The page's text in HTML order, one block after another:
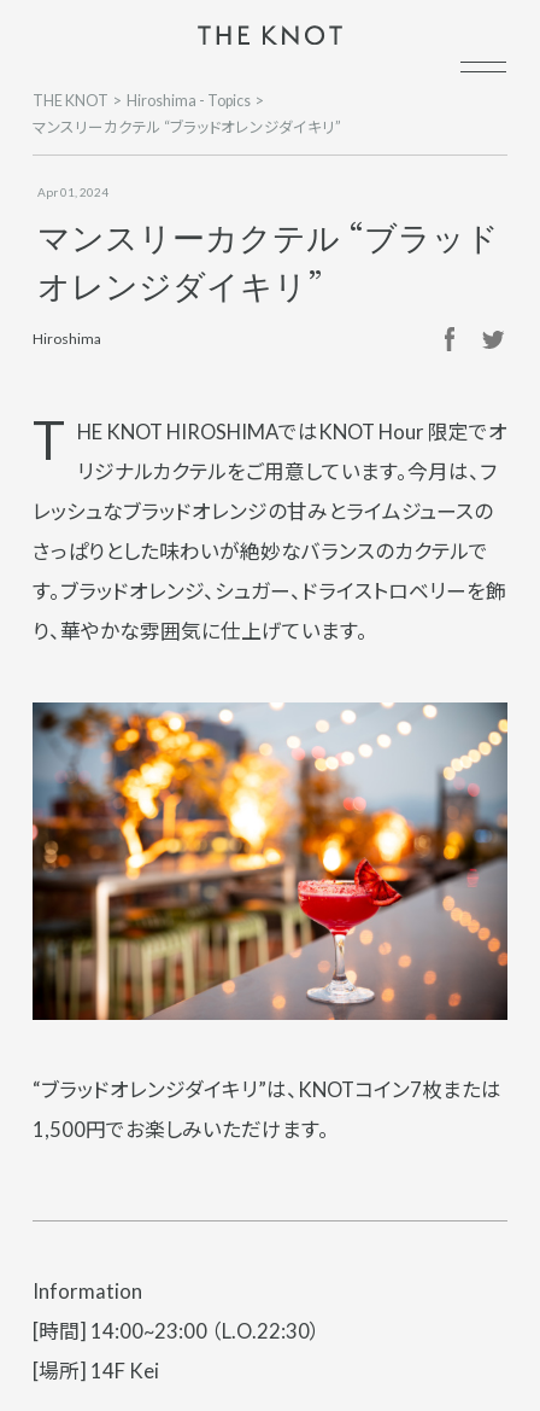
THE KNOT
Hiroshima - Topics
マンスリーカクテル “ブラッドオレンジダイキリ”
マンスリーカクテル “ブラッド
オレンジダイキリ”
Apr 01, 2024
Hiroshima
T
HE KNOT HIROSHIMAではKNOT Hour 限定でオ
リジナルカクテルをご用意しています。今月は、フ
レッシュなブラッドオレンジの甘みとライムジュースの
さっぱりとした味わいが絶妙なバランスのカクテルで
す。ブラッドオレンジ、シュガー、ドライストロベリーを飾
り、華やかな雰囲気に仕上げています。
“ブラッドオレンジダイキリ”は、KNOTコイン7枚または
1,500円でお楽しみいただけます。
Information
[時間] 14:00~23:00 （L.O.22:30）
[場所] 14F Kei